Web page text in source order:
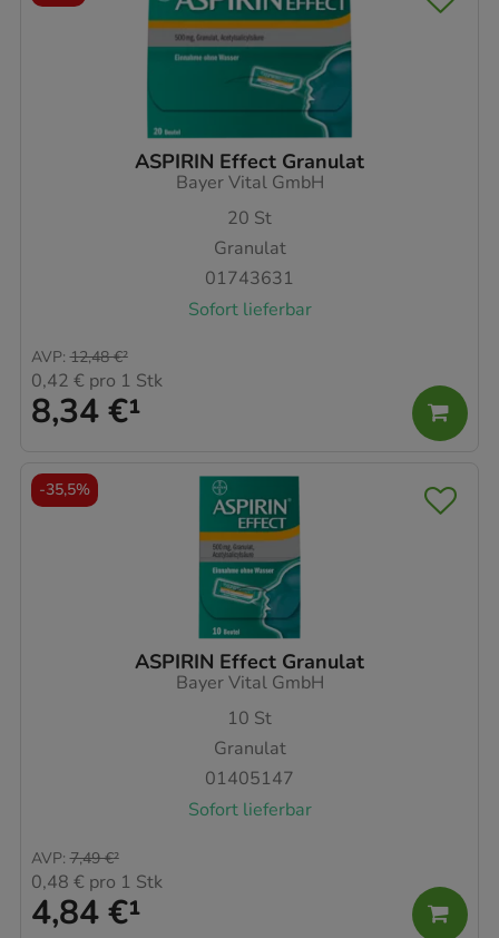
ASPIRIN Effect Granulat
Bayer Vital GmbH
20 St
Granulat
01743631
Sofort lieferbar
8,34 €¹
AVP: 12,48 €²
0,42 € pro 1 Stk
ASPIRIN Effect Granulat
Bayer Vital GmbH
10 St
Granulat
01405147
Sofort lieferbar
4,84 €¹
AVP: 7,49 €²
0,48 € pro 1 Stk
-35,5%